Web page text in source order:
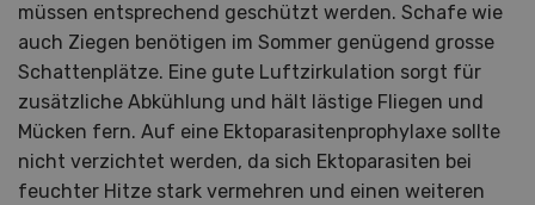
müssen entsprechend geschützt werden. Schafe wie
auch Ziegen benötigen im Sommer genügend grosse
Schattenplätze. Eine gute Luftzirkulation sorgt für
zusätzliche Abkühlung und hält lästige Fliegen und
Mücken fern. Auf eine Ektoparasitenprophylaxe sollte
nicht verzichtet werden, da sich Ektoparasiten bei
feuchter Hitze stark vermehren und einen weiteren